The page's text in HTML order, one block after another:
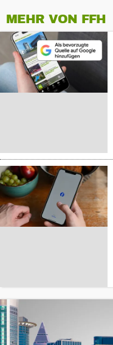
MEHR VON FFH